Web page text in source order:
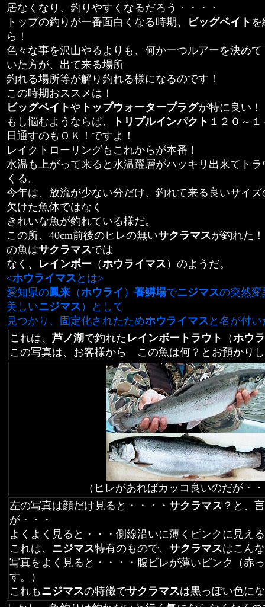
居なくなり、釣りやすくなるだろう・・・・
トップの釣りが一番面白くなる時期、
ビッグベイト
ら！
色々な事を沢山やるよりも、何か一つルアーを決め
いた方が、出て来る場所
釣れる場所等が解り釣れる様になるのです！
この時期おススメは！
ビッグベイトや トップウォータープラグが特に良い！
もし悩むようならば、
トリプルインパクト １２０～
日通すのもＯＫ！ですよ！
レイクトローリングもこれからが本番！
水温も上がって来ると水温躍層がハッキリ出来てト
くる。
今年は、放流が少ない分だけ、釣れて来る良いサイズ
欠けた魚体ではなく
きれいな魚が釣れている様だ。
この所、40cm前後のヒレの無いサクラマスが釣れた
の魚はサクラマスでは
なく、 レインボー （ホウライマス ）のようだ。
<ホウライマス とは>
愛知県の鳳来 （ホウライ ） 養鱒場でニジマスの突然変
美しいニジマス ）として
見つかり、固定化されたためホウライマス と名が付い
これは、 芦ノ湖で釣れた レインボートラウト （ホウ
この写真は、お客様から この魚は何？とお預かり
（ヒレがあればカッコ良いのだが・
左の写真は顔だけ見ると・・・・ サクラマス ？と、
が・・・
よくよく見ると・・・側線沿いに薄くピンクに見え
これは、 ニジマス特有のもので、 サクラマスはこん
写真をよく見ると・・・・腹ビレが薄いピンク（赤
す。）
これもニジマスの特徴でサクラマスは黒っぽい色に